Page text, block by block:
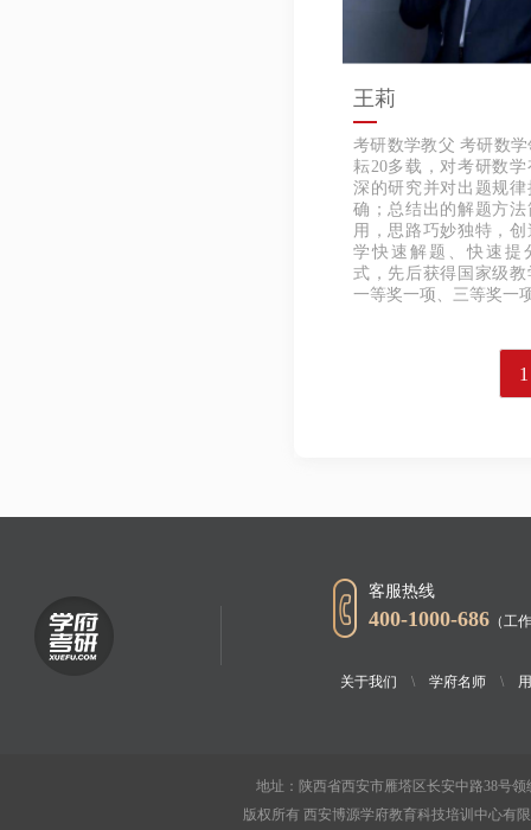
王莉
考研数学教父 考研数
耘20多载，对考研数学
深的研究并对出题规律
确；总结出的解题方法
用，思路巧妙独特，创
学快速解题、快速提
式，先后获得国家级教
一等奖一项、三等奖一
1
客服热线
400-1000-686 （工
关于我们 \ 学府名师 \
地址：陕西省西安市雁塔区长安中路38号
版权所有 西安博源学府教育科技培训中心有